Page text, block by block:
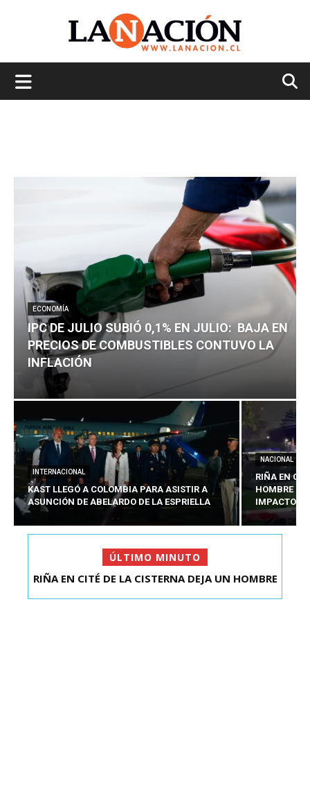
ECONOMÍA
IPC DE JULIO SUBIÓ 0,1% EN JULIO: BAJA EN
PRECIOS DE COMBUSTIBLES CONTUVO LA
INFLACIÓN
INTERNACIONAL
KAST LLEGÓ A COLOMBIA PARA ASISTIR A
ASUNCIÓN DE ABELARDO DE LA ESPRIELLA
NACIONAL
RIÑA EN
HOMBRE
IMPACTOS
ÚLTIMO MINUTO
IPC DE JULIO SUBIÓ 0,1% EN JULIO: BAJA EN
RIÑA EN CITÉ DE LA CISTERNA DEJA UN HOMBRE